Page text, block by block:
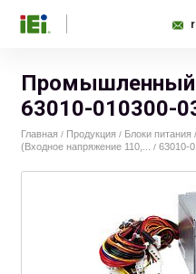
Промышленный
63010-010300-
Главная / Продукция / Блоки питания /
(Входное напряжение 110,...
/ 63010-